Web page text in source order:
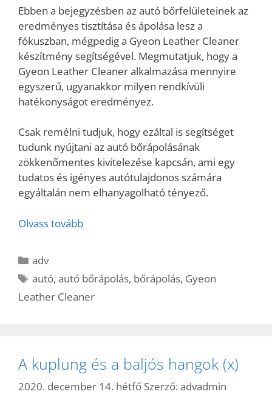
Ebben a bejegyzésben az autó bőrfelületeinek az
eredményes tisztítása és ápolása lesz a
fókuszban, mégpedig a Gyeon Leather Cleaner
készítmény segítségével. Megmutatjuk, hogy a
Gyeon Leather Cleaner alkalmazása mennyire
egyszerű, ugyanakkor milyen rendkívüli
hatékonyságot eredményez.
Csak remélni tudjuk, hogy ezáltal is segítséget
tudunk nyújtani az autó bőrápolásának
zökkenőmentes kivitelezése kapcsán, ami egy
tudatos és igényes autótulajdonos számára
egyáltalán nem elhanyagolható tényező.
Olvass tovább
Kategória
adv
Címkék
autó,autó bőrápolás, bőrápolás, Gyeon
Leather Cleaner
A kuplung és a baljós hangok (x)
2020. december 14. hétfő Szerző: advadmin